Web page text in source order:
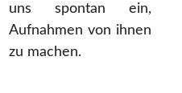
uns spontan ein,
Aufnahmen von ihnen
zu machen.